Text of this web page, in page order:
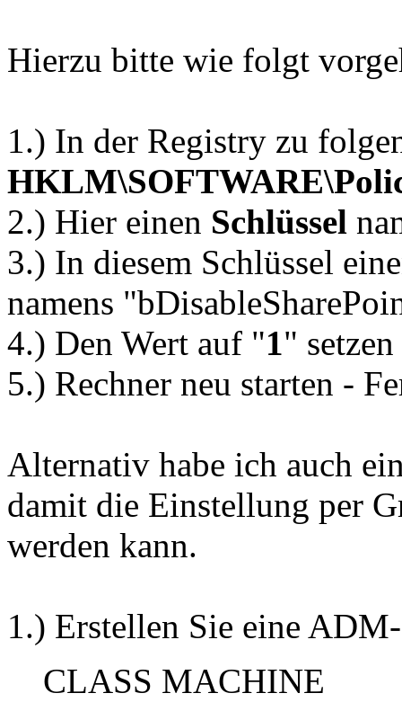
Hierzu bitte wie folgt
1.) In der Registry zu
2.) Hier einen Schlüssel
3.) In diesem Schlüssel
namens
4.) Den Wert auf "1" setzen
5.) Rechner neu starten -
Alternativ habe ich auch
damit die Einstellung per
werden kann.
1.) Erstellen Sie eine
CLASS MACHINE